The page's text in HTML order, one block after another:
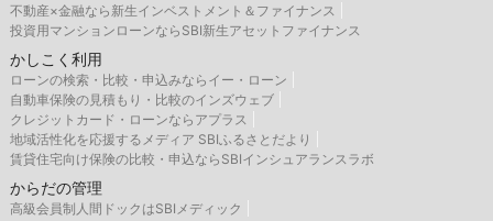
不動産×金融なら新生インベストメント＆ファイナンス
投資用マンションローンならSBI新生アセットファイナンス
かしこく利用
ローンの検索・比較・申込みならイー・ローン
自動車保険の見積もり・比較のインズウェブ
クレジットカード・ローンならアプラス
地域活性化を応援するメディア SBIふるさとだより
賃貸住宅向け保険の比較・申込ならSBIインシュアランスラボ
からだの管理
高級会員制人間ドックはSBIメディック